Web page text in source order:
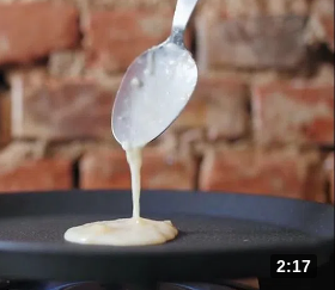
2:17